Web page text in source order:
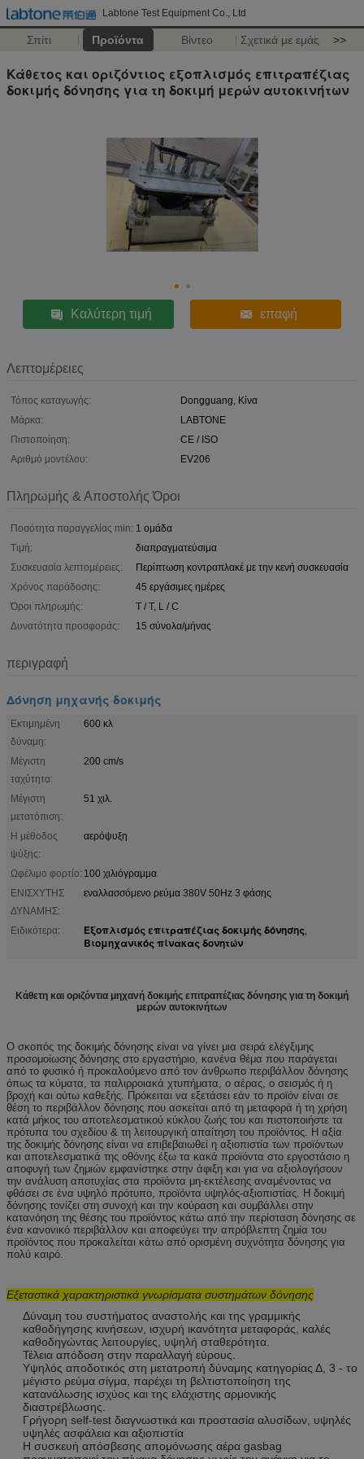
Labtone Test Equipment Co., Ltd
Σπίτι Προϊόντα Βίντεο Σχετικά με εμάς >>
Κάθετος και οριζόντιος εξοπλισμός επιτραπέζιας
δοκιμής δόνησης για τη δοκιμή μερών αυτοκινήτων
Καλύτερη τιμή επαφή
Λεπτομέρειες
Τόπος καταγωγής:
Dongguang, Κίνα
Μάρκα:
LABTONE
Πιστοποίηση:
CE / ISO
Αριθμό μοντέλου:
EV206
Πληρωμής & Αποστολής Όροι
Ποσότητα παραγγελίας min: 1 ομάδα
Τιμή:
διαπραγματεύσιμα
Συσκευασία λεπτομέρειες:
Περίπτωση κοντραπλακέ με την κενή συσκευασία
Χρόνος παράδοσης:
45 εργάσιμες ημέρες
Όροι πληρωμής:
T / T, L / C
Δυνατότητα προσφοράς:
15 σύνολα/μήνας
περιγραφή
Δόνηση μηχανής δοκιμής
Εκτιμημένη
δύναμη:
600 κλ
Μέγιστη
ταχύτητα:
200 cm/s
Μέγιστη
μετατόπιση:
51 χιλ.
Η μέθοδος
ψύξης:
αερόψυξη
Ωφέλιμο φορτίο: 100 χιλιόγραμμα
ΕΝΙΣΧΥΤΗΣ
ΔΥΝΑΜΗΣ:
εναλλασσόμενο ρεύμα 380V 50Hz 3 φάσης
Ειδικότερα: Εξοπλισμός επιτραπέζιας δοκιμής δόνησης,
Βιομηχανικός πίνακας δονητών
Κάθετη και οριζόντια μηχανή δοκιμής επιτραπέζιας δόνησης για τη δοκιμή
μερών αυτοκινήτων
Ο σκοπός της δοκιμής δόνησης είναι να γίνει μια σειρά ελέγξιμης
προσομοίωσης δόνησης στο εργαστήριο, κανένα θέμα που παράγεται
από το φυσικό ή προκαλούμενο από τον άνθρωπο περιβάλλον δόνησης
όπως τα κύματα, τα παλιρροιακά χτυπήματα, ο αέρας, ο σεισμός ή η
βροχή και ούτω καθεξής. Πρόκειται να εξετάσει εάν το προϊόν είναι σε
θέση το περιβάλλον δόνησης που ασκείται από τη μεταφορά ή τη χρήση
κατά μήκος του αποτελεσματικού κύκλου ζωής του και πιστοποιήστε τα
πρότυπα του σχεδίου & τη λειτουργική απαίτηση του προϊόντος. Η αξία
της δοκιμής δόνησης είναι να επιβεβαιωθεί η αξιοπιστία των προϊόντων
και αποτελεσματικά της οθόνης έξω τα κακά προϊόντα στο εργοστάσιο η
αποφυγή των ζημιών εμφανίστηκε στην άφιξη και για να αξιολογήσουν
την ανάλυση αποτυχίας στα προϊόντα μη-εκτέλεσης αναμένοντας να
φθάσει σε ένα υψηλό πρότυπο, προϊόντα υψηλός-αξιοπιστίας. Η δοκιμή
δόνησης τονίζει στη συνοχή και την κούραση και συμβάλλει στην
κατανόηση της θέσης του προϊόντος κάτω από την περίσταση δόνησης σε
ένα κανονικό περιβάλλον και αποφεύγει την απρόβλεπτη ζημία του
προϊόντος που προκαλείται κάτω από ορισμένη συχνότητα δόνησης για
πολύ καιρό.
Εξεταστικά χαρακτηριστικά γνωρίσματα συστημάτων δόνησης
Δύναμη του συστήματος αναστολής και της γραμμικής
καθοδήγησης κινήσεων, ισχυρή ικανότητα μεταφοράς, καλές
καθοδηγώντας λειτουργίες, υψηλή σταθερότητα.
Τέλεια απόδοση στην παραλλαγή εύρους.
Υψηλός αποδοτικός στη μετατροπή δύναμης κατηγορίας Δ, 3 - το
μέγιστο ρεύμα σίγμα, παρέχει τη βελτιστοποίηση της
κατανάλωσης ισχύος και της ελάχιστης αρμονικής
διαστρέβλωσης.
Γρήγορη self-test διαγνωστικά και προστασία αλυσίδων, υψηλές
υψηλές ασφάλεια και αξιοπιστία
Η συσκευή απόσβεσης απομόνωσης αέρα gasbag